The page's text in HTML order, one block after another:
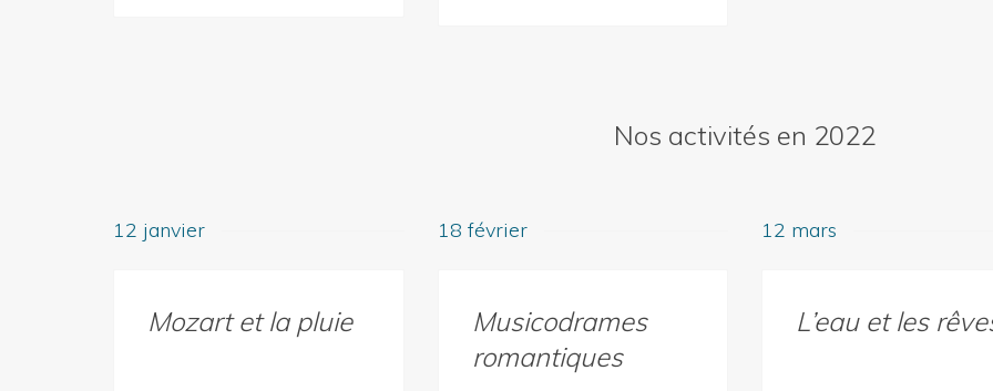
Nos activités en 2022
12 janvier
Mozart et la pluie
18 février
Musicodrames
romantiques
12 mars
L’eau et les